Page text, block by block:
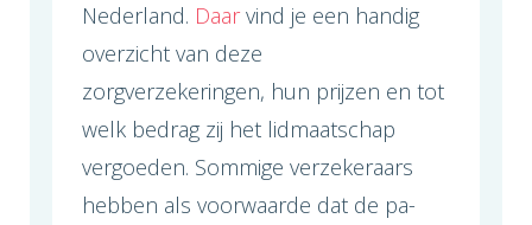
Nederland. Daar vind je een handig
overzicht van deze
zorgverzekeringen, hun prijzen en tot
welk bedrag zij het lidmaatschap
vergoeden. Sommige verzekeraars
hebben als voorwaarde dat de pa­